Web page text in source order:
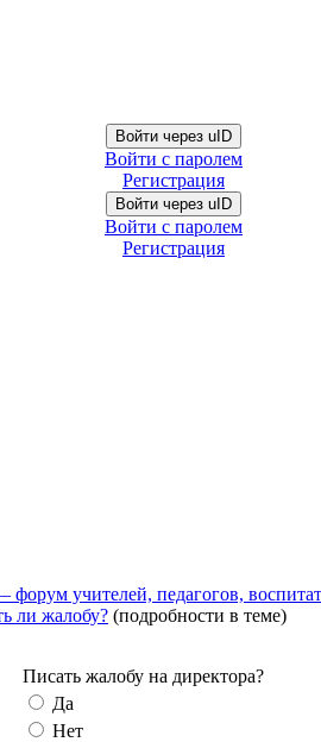
Войти через uID
Войти с паролем
Регистрация
Войти через uID
Войти с паролем
Регистрация
форум учителей, педагогов,
ли жалобу? (подробности в теме)
Писать жалобу на директора?
Да
Нет